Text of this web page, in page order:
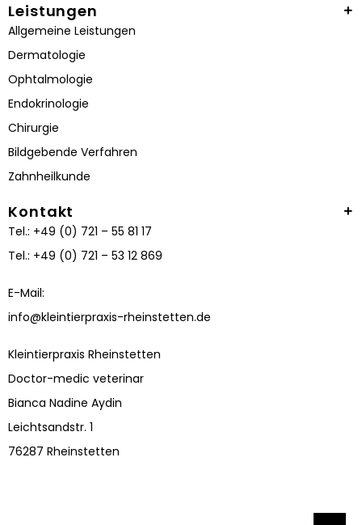
Leistungen
Allgemeine Leistungen
Dermatologie
Ophtalmologie
Endokrinologie
Chirurgie
Bildgebende Verfahren
Zahnheilkunde
Kontakt
Tel.: +49 (0) 721 – 55 81 17
Tel.: +49 (0) 721 – 53 12 869
E-Mail:
info@kleintierpraxis-rheinstetten.de
Kleintierpraxis Rheinstetten
Doctor-medic veterinar
Bianca Nadine Aydin
Leichtsandstr. 1
76287 Rheinstetten